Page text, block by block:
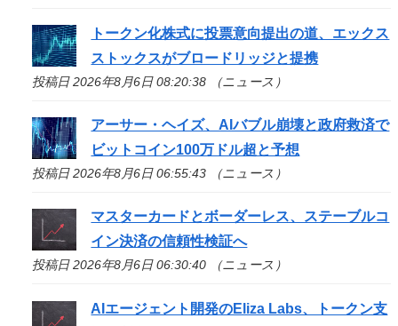
トークン化株式に投票意向提出の道、エックス
ストックスがブロードリッジと提携
投稿日 2026年8月6日 08:20:38 （ニュース）
アーサー・ヘイズ、AIバブル崩壊と政府救済で
ビットコイン100万ドル超と予想
投稿日 2026年8月6日 06:55:43 （ニュース）
マスターカードとボーダーレス、ステーブルコ
イン決済の信頼性検証へ
投稿日 2026年8月6日 06:30:40 （ニュース）
AIエージェント開発のEliza Labs、トークン支